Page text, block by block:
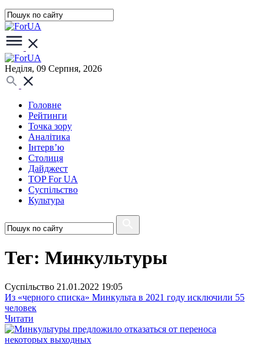
Неділя, 09 Серпня, 2026
Головне
Рейтинги
Точка зору
Аналітика
Інтерв’ю
Столиця
Дайджест
TOP For UA
Суспiльство
Культура
Тег: Минкультуры
Суспiльство 21.01.2022 19:05
Из «черного списка» Минкульта в 2021 году исключили 55
человек
Читати